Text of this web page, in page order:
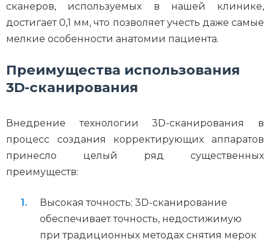
сканеров, используемых в нашей клинике,
достигает 0,1 мм, что позволяет учесть даже самые
мелкие особенности анатомии пациента.
Преимущества использования
3D-сканирования
Внедрение технологии 3D-сканирования в
процесс создания корректирующих аппаратов
принесло целый ряд существенных
преимуществ:
Высокая точность: 3D-сканирование
обеспечивает точность, недостижимую
при традиционных методах снятия мерок